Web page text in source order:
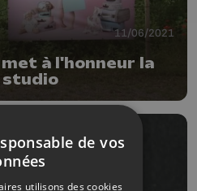
11/06/2021
à l'honneur la
studio
de vos
utilisons des cookies